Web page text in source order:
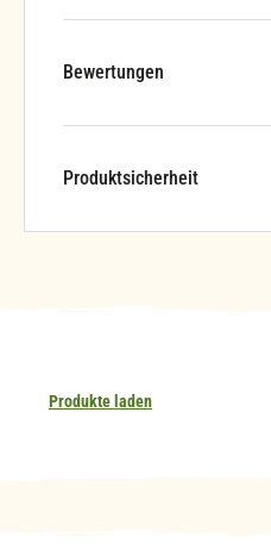
Bewertungen
Produktsicherheit
Produkte laden